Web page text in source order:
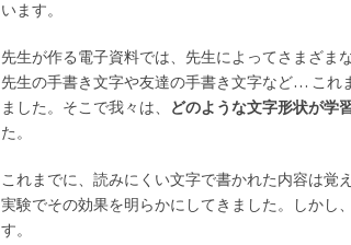
います。
先生が作る電子資料では、先生によってさまざま
先生の手書き文字や友達の手書き文字など… これ
ました。そこで我々は、
どのような文字形状が学
た。
これまでに、読みにくい文字で書かれた内容は覚
実験でその効果を明らかにしてきました。しかし
す。